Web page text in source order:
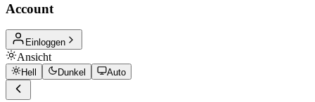
Account
Einloggen
Ansicht
Hell Dunkel Auto